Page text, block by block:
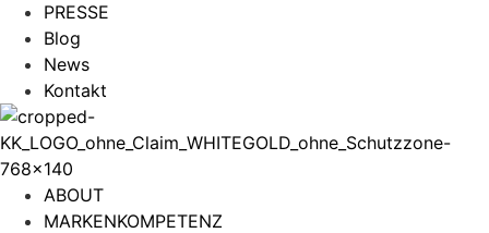
PRESSE
Blog
News
Kontakt
ABOUT
MARKENKOMPETENZ